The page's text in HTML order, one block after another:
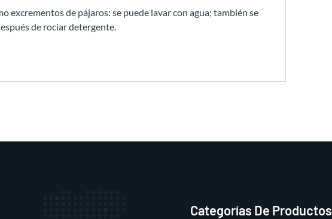
excrementos de pájaros: se puede lavar con agua; también se
de rociar detergente.
Categorías De Productos